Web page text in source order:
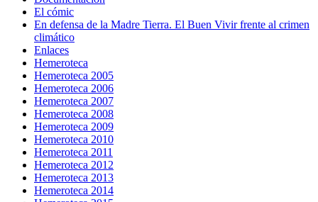
El cómic
En defensa de la Madre Tierra. El Buen Vivir frente al crimen
climático
Enlaces
Hemeroteca
Hemeroteca 2005
Hemeroteca 2006
Hemeroteca 2007
Hemeroteca 2008
Hemeroteca 2009
Hemeroteca 2010
Hemeroteca 2011
Hemeroteca 2012
Hemeroteca 2013
Hemeroteca 2014